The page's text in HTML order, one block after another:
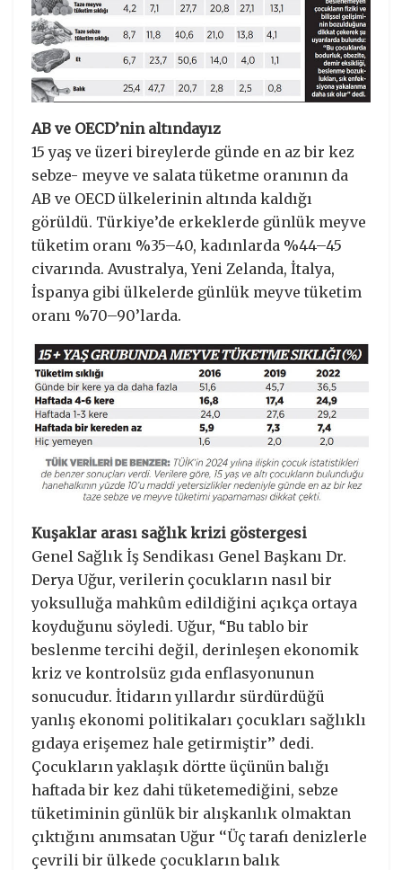
AB ve OECD’nin altındayız
15 yaş ve üzeri bireylerde günde en az bir kez
sebze- meyve ve salata tüketme oranının da
AB ve OECD ülkelerinin altında kaldığı
görüldü. Türkiye’de erkeklerde günlük meyve
tüketim oranı %35–40, kadınlarda %44–45
civarında. Avustralya, Yeni Zelanda, İtalya,
İspanya gibi ülkelerde günlük meyve tüketim
oranı %70–90’larda.
Kuşaklar arası sağlık krizi göstergesi
Genel Sağlık İş Sendikası Genel Başkanı Dr.
Derya Uğur, verilerin çocukların nasıl bir
yoksulluğa mahkûm edildiğini açıkça ortaya
koyduğunu söyledi. Uğur, “Bu tablo bir
beslenme tercihi değil, derinleşen ekonomik
kriz ve kontrolsüz gıda enflasyonunun
sonucudur. İtidarın yıllardır sürdürdüğü
yanlış ekonomi politikaları çocukları sağlıklı
gıdaya erişemez hale getirmiştir’’ dedi.
Çocukların yaklaşık dörtte üçünün balığı
haftada bir kez dahi tüketemediğini, sebze
tüketiminin günlük bir alışkanlık olmaktan
çıktığını anımsatan Uğur ‘‘Üç tarafı denizlerle
çevrili bir ülkede çocukların balık